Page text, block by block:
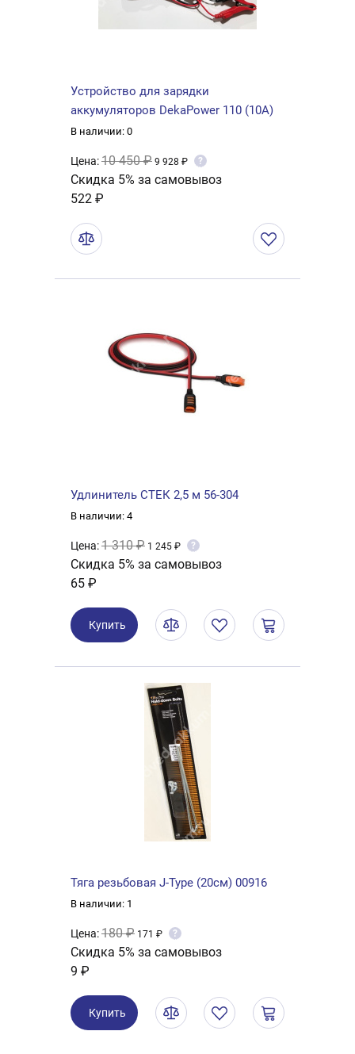
Устройство для зарядки
аккумуляторов DekaPower 110 (10A)
В наличии: 0
Цена:10 450 ₽ 9 928 ₽ ?
Скидка 5% за самовывоз
522 ₽
Удлинитель СТЕК 2,5 м 56-304
В наличии: 4
Цена:1 310 ₽ 1 245 ₽ ?
Скидка 5% за самовывоз
65 ₽
Купить
Тяга резьбовая J-Type (20см) 00916
В наличии: 1
Цена:180 ₽ 171 ₽ ?
Скидка 5% за самовывоз
9 ₽
Купить